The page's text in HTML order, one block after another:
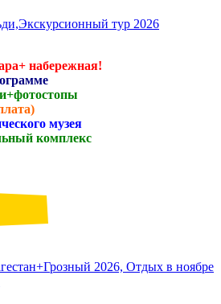
тур 2026
набережная!
музея
комплекс
2026, Отдых в ноябре